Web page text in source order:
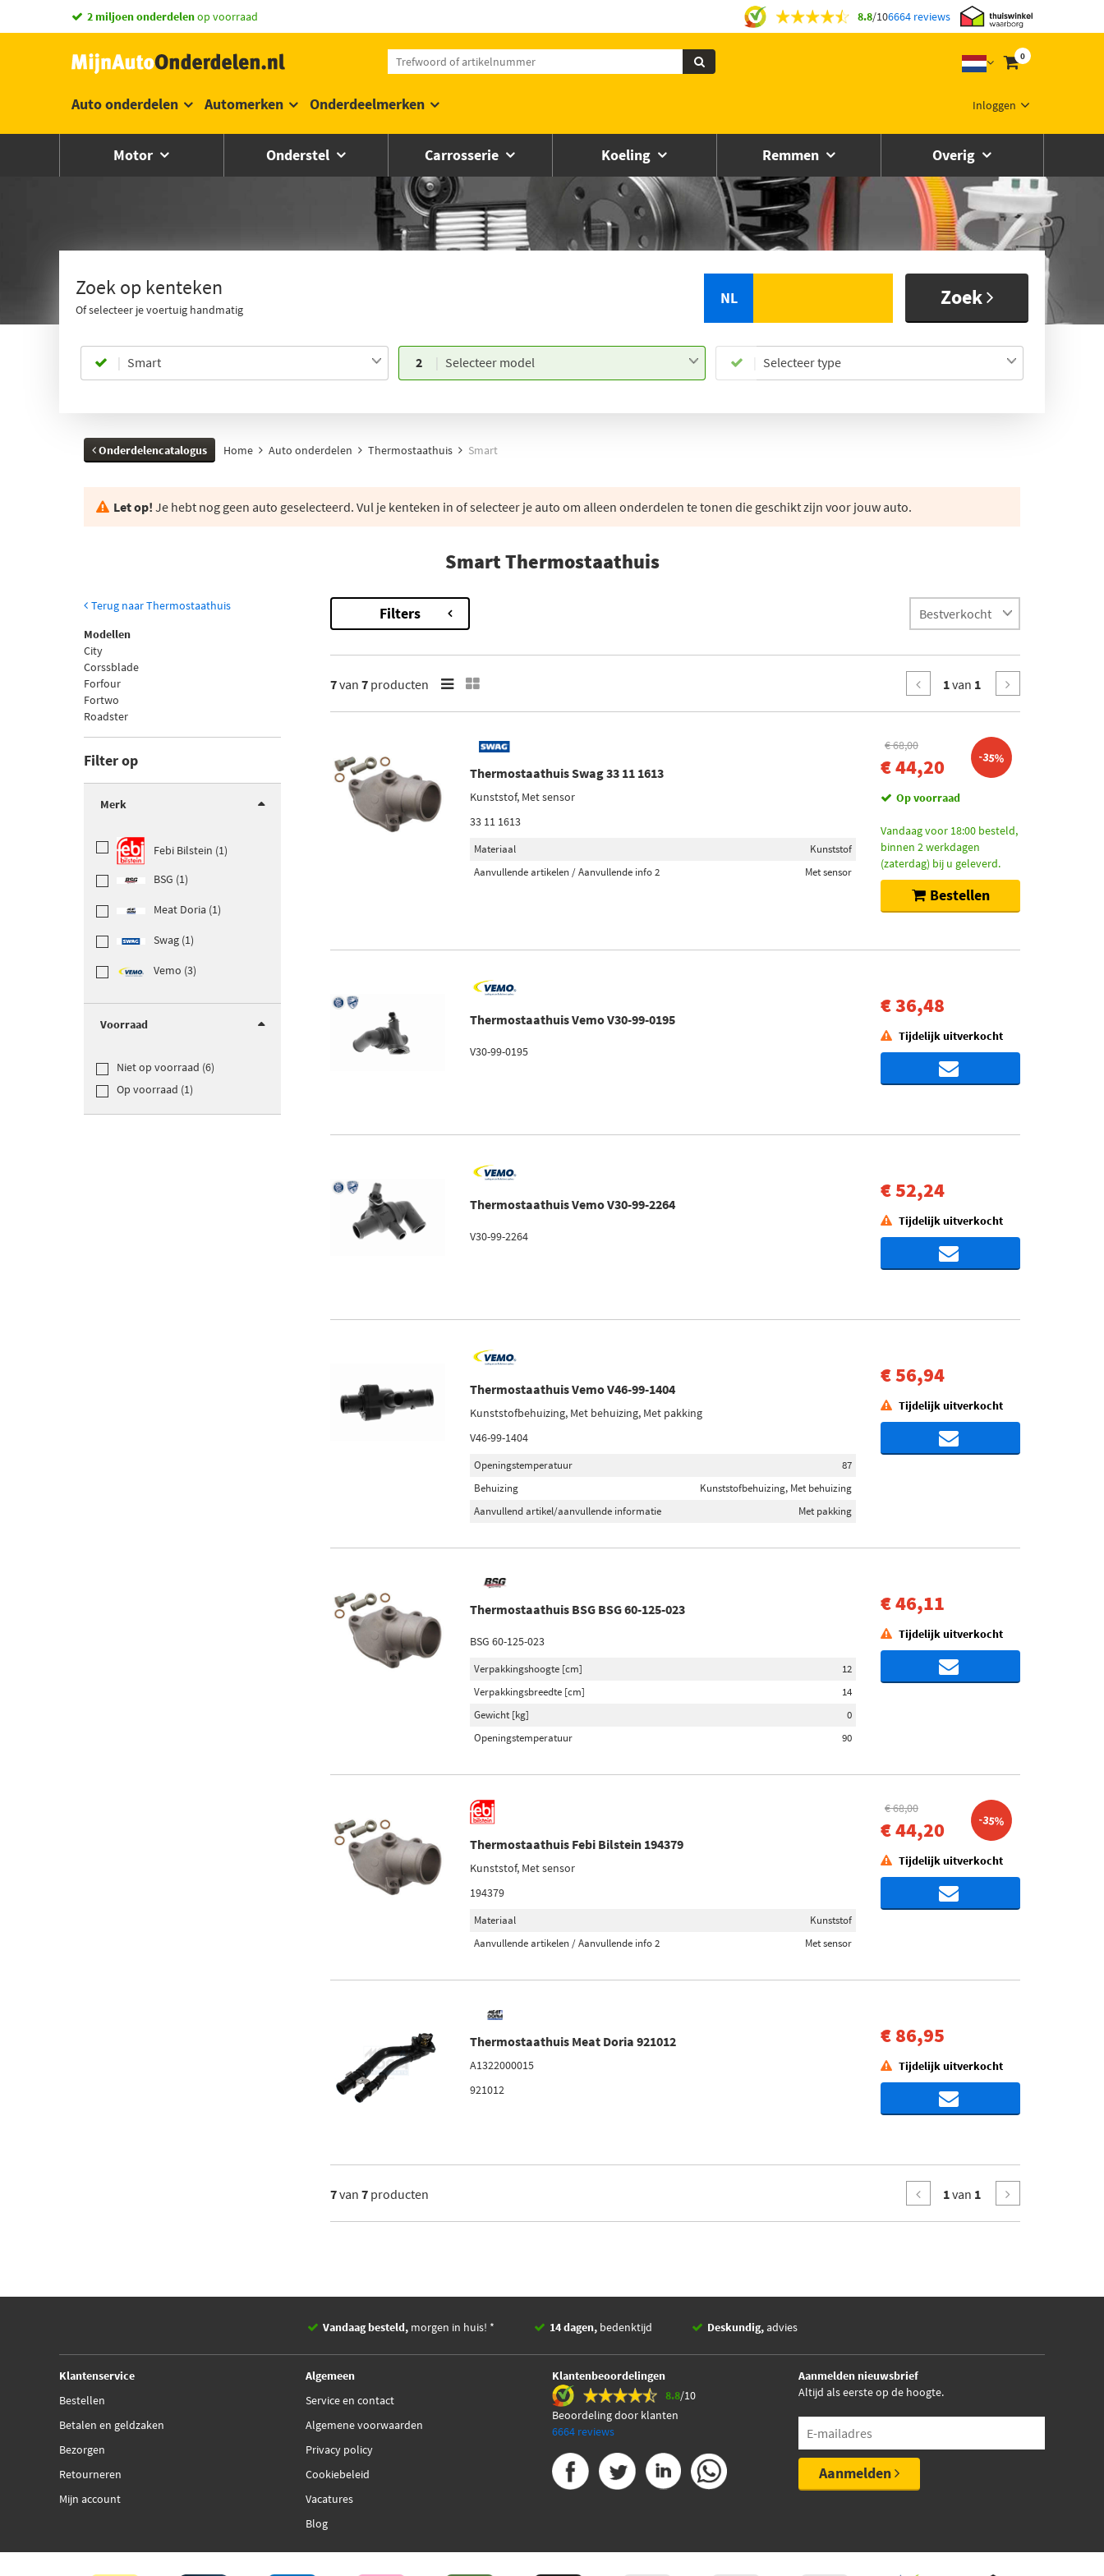
vandaag besteld,morgen in huis *
2 miljoen onderdelenop voorraad 8.8/106664 reviews
0
Inloggen
Auto onderdelen Automerken Onderdeelmerken
Motor Onderstel Carrosserie Koeling Remmen Overig
Zoek op kenteken
Of selecteer je voertuig handmatig
NL Zoek
Smart 2 Selecteer model Selecteer type
Onderdelencatalogus Home Auto onderdelen Thermostaathuis Smart
Let op! Je hebt nog geen auto geselecteerd. Vul je kenteken in of selecteer je auto om alleen onderdelen te tonen die geschikt zijn voor jouw auto.
Smart Thermostaathuis
Terug naar Thermostaathuis
Modellen
City
Corssblade
Forfour
Fortwo
Roadster
Filter op
Merk
Febi Bilstein (1)
BSG (1)
Meat Doria (1)
Swag (1)
Vemo (3)
Voorraad
Niet op voorraad (6)
Op voorraad (1)
Filters
7van 7 producten 1van 1
Thermostaathuis Swag 33 11 1613
Kunststof, Met sensor
33 11 1613
Materiaal
Kunststof
Aanvullende artikelen / Aanvullende info 2
Met sensor
€ 68,00
€ 44,20 -35%
Op voorraad
Vandaag voor 18:00 besteld,
binnen 2 werkdagen
(zaterdag) bij u geleverd.
Bestellen
Thermostaathuis Vemo V30-99-0195
V30-99-0195
€ 36,48
Tijdelijk uitverkocht
Thermostaathuis Vemo V30-99-2264
V30-99-2264
€ 52,24
Tijdelijk uitverkocht
Thermostaathuis Vemo V46-99-1404
Kunststofbehuizing, Met behuizing, Met pakking
V46-99-1404
Openingstemperatuur
87
Behuizing
Kunststofbehuizing, Met behuizing
Aanvullend artikel/aanvullende informatie
Met pakking
€ 56,94
Tijdelijk uitverkocht
Thermostaathuis BSG BSG 60-125-023
BSG 60-125-023
Verpakkingshoogte [cm]
12
Verpakkingsbreedte [cm]
14
Gewicht [kg]
0
Openingstemperatuur
90
€ 46,11
Tijdelijk uitverkocht
Thermostaathuis Febi Bilstein 194379
Kunststof, Met sensor
194379
Materiaal
Kunststof
Aanvullende artikelen / Aanvullende info 2
Met sensor
€ 68,00
€ 44,20 -35%
Tijdelijk uitverkocht
Thermostaathuis Meat Doria 921012
A1322000015
921012
€ 86,95
Tijdelijk uitverkocht
7van 7 producten 1van 1
Vandaag besteld, morgen in huis! * 14 dagen, bedenktijd Deskundig,advies
Klantenservice
Bestellen
Betalen en geldzaken
Bezorgen
Retourneren
Mijn account
Algemeen
Service en contact
Algemene voorwaarden
Privacy policy
Cookiebeleid
Vacatures
Blog
Klantenbeoordelingen
8.8/10
Beoordeling door klanten
6664 reviews
Aanmelden nieuwsbrief
Altijd als eerste op de hoogte.
Aanmelden